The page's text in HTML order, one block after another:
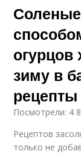
зиму в
рецепты
Посмотрели: 4
Рецептов
только не